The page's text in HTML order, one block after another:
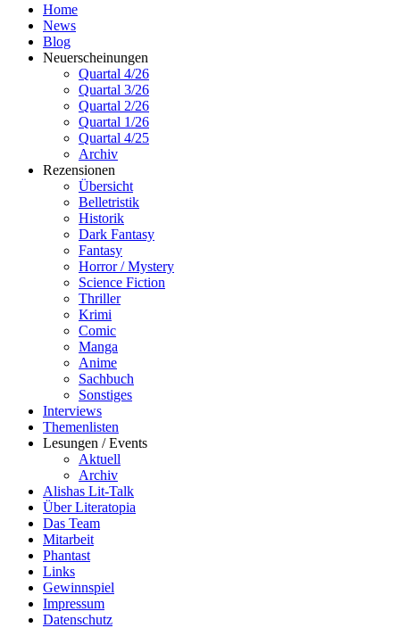
Home
News
Blog
Neuerscheinungen
Quartal 4/26
Quartal 3/26
Quartal 2/26
Quartal 1/26
Quartal 4/25
Archiv
Rezensionen
Übersicht
Belletristik
Historik
Dark Fantasy
Fantasy
Horror / Mystery
Science Fiction
Thriller
Krimi
Comic
Manga
Anime
Sachbuch
Sonstiges
Interviews
Themenlisten
Lesungen / Events
Aktuell
Archiv
Alishas Lit-Talk
Über Literatopia
Das Team
Mitarbeit
Phantast
Links
Gewinnspiel
Impressum
Datenschutz